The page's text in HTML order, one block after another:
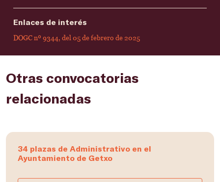
Enlaces de interés
DOGC nº 9344, del 05 de febrero de 2025
Otras convocatorias
relacionadas
34 plazas de Administrativo en el
Ayuntamiento de Getxo